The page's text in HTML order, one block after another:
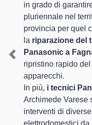
in grado di
pluriennale nel
provincia per quel
la riparazione del
Panasonic a
ripristino rapido
apparecchi.
In più, i tecnici
Archimede Varese
interventi di
Previous